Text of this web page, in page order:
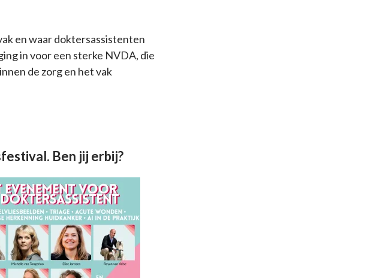
en waar doktersassistenten
in voor een sterke NVDA, die
de zorg en het vak
Ben jij erbij?